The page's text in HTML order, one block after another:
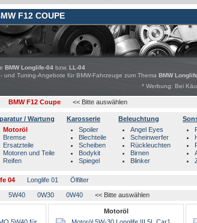
F12 COUPE
BMW Longlife-04 bzw. LL-04
und Tuning-Angebote für BMW-Fahrzeuge zum Thema BMW
* Werbung: Bei
BMW F12 Coupe << Bitte auswählen
/ Wartung
Motoröl
Bremse
Ersatzteile
Motoren und Teile
Reifen
Karosserie
Spoiler
Blechteile
Scheiben
Bodykit
Spiegel
Beleuchtung
Angel Eyes
Scheinwerfer
Rückleuchten
Birnen
Blinker
04 Longlife 01 Ölfilter
5W40 0W30 0W40 << Bitte auswählen
Motoröl